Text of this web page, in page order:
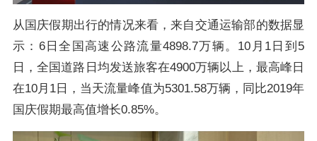
从国庆假期出行的情况来看，来自交通运输部的数据显
示：6日全国高速公路流量4898.7万辆。10月1日到5
日，全国道路日均发送旅客在4900万辆以上，最高峰日
在10月1日，当天流量峰值为5301.58万辆，同比2019年
国庆假期最高值增长0.85%。